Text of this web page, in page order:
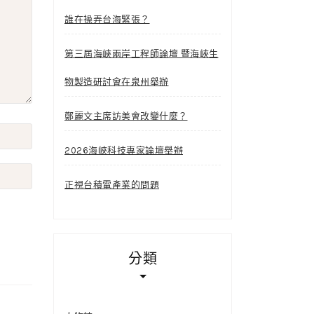
誰在操弄台海緊張？
第三屆海峽兩岸工程師論壇 暨海峽生
物製造研討會在泉州舉辦
鄭麗文主席訪美會改變什麼？
2026海峽科技專家論壇舉辦
正視台積電產業的問題
分類